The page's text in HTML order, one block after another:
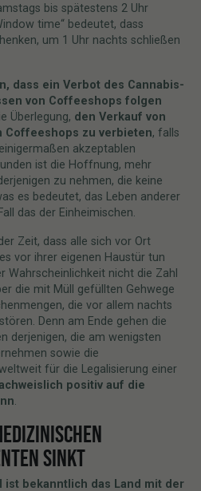
bis spätestens 2 Uhr
time“ bedeutet, dass
um 1 Uhr nachts schließen
dass ein Verbot des Cannabis-
von Coffeeshops folgen
Überlegung, den Verkauf von
Coffeeshops zu verbieten, falls
akzeptablen
ist die Hoffnung, mehr
zu nehmen, die keine
es bedeutet, das Leben anderer
das der Einheimischen.
Zeit, dass alle sich vor Ort
vor ihrer eigenen Haustür tun
Wahrscheinlichkeit nicht die Zahl
die mit Müll gefüllten Gehwege
die vor allem nachts
Denn am Ende gehen die
derjenigen, die am wenigsten
sowie die
für die Legalisierung einer
positiv auf die
.
SINKT
ist bekanntlich das Land mit der